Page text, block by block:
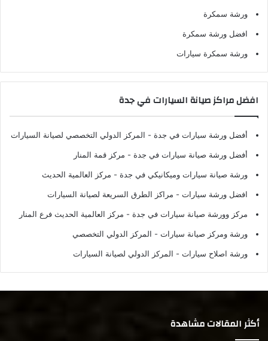
ورشة سمكرة
افضل ورشة سمكرة
ورشة سمكرة سيارات
افضل مراكز صيانة السيارات في جدة
أفضل ورشة سيارات في جدة - المركز الدولي التخصصي لصيانة السيارات
أفضل ورشة صيانة سيارات في جدة - مركز قمة المنار
ورشة صيانة سيارات وميكانيكي في جدة - مركز العالمية الحديث
افضل ورشة سيارات - مراكز الطرق السريعة لصيانة السيارات
مركز وورشة صيانة سيارات في جدة - مركز العالمية الحديث فرع المنار
ورشة ومركز صيانة سيارات - المركز الدولي التخصصي
ورشة اصلاح سيارات - المركز الدولي لصيانة السيارات
أكثر المقالات مشاهدة